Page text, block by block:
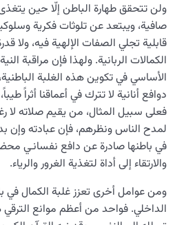
ولن تتحقق طهارة الباطن إلّا حين
صافية، ويبتعد عن تلوثات فكرية
قابلية تجلي الصفات الإلهية فيه، ولا
الكمالات الربانية. ولهذا فإن مراقبة
الأساسي في تكوين هذه الغلبة
دوافع أنانية لا تترك في أعماقنا أثراً
فعلى سبيل المثال، من يقيم صلاته لا
لمدح الناس ونظرهم، فإن عبادته وإن
في باطنها صادرة عن دافع نفسانـي
والارتقاء إلى أداة لتغذية الغرور والرياء.
ومن عوامل أخرى تعزز غلبة الكمال في
الداخلي. فواحد من أعظم موانع